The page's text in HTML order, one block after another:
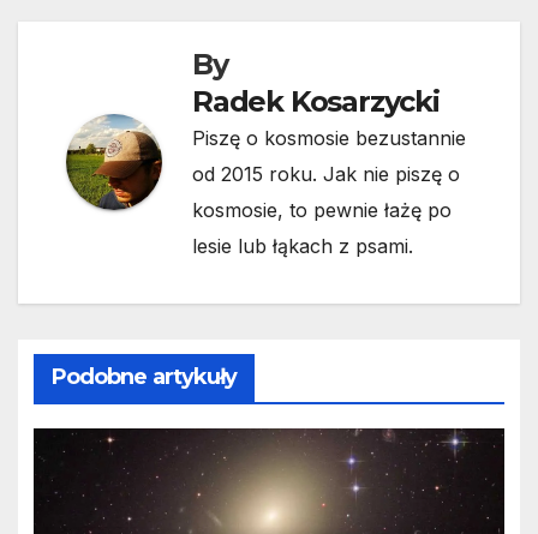
By
Radek Kosarzycki
Piszę o kosmosie bezustannie
od 2015 roku. Jak nie piszę o
kosmosie, to pewnie łażę po
lesie lub łąkach z psami.
Podobne artykuły